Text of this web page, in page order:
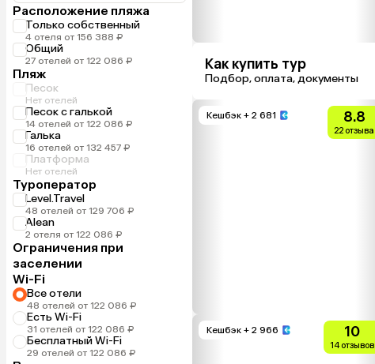
Расположение пляжа
Только собственный
4 отеля от 156 388 ₽
Общий
27 отелей от 122 086 ₽
Пляж
Песок
Нет отелей
Песок с галькой
14 отелей от 122 086 ₽
Галька
16 отелей от 132 457 ₽
Платформа
Нет отелей
Туроператор
Level.Travel
48 отелей от 129 706 ₽
Alean
2 отеля от 122 086 ₽
Ограничения при
заселении
Wi-Fi
Все отели
48 отелей от 122 086 ₽
Есть Wi-Fi
31 отелей от 122 086 ₽
Бесплатный Wi-Fi
29 отелей от 122 086 ₽
Как купить тур
Подбор, оплата, документы
Кешбэк + 2 681 8.8
22 отзыва
Кешбэк + 2 966 10
14 отзывов